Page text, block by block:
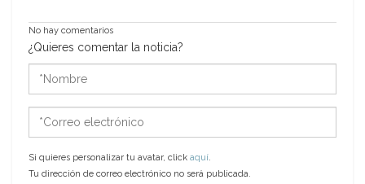
No hay comentarios
¿Quieres comentar la noticia?
*Nombre
*Correo
electrónico
Si quieres personalizar tu avatar, click aquí.
Tu dirección de correo electrónico no será publicada.